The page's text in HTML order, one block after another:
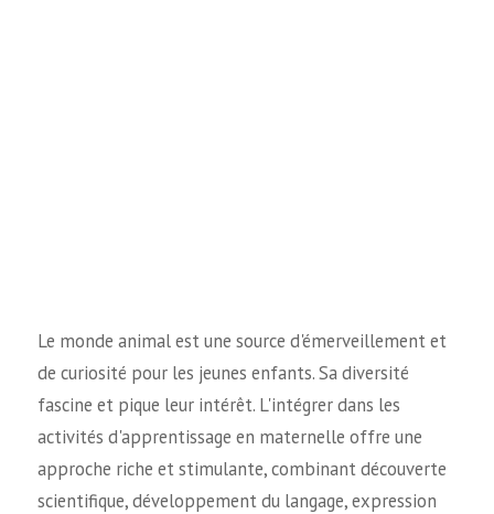
Le monde animal est une source d'émerveillement et
de curiosité pour les jeunes enfants. Sa diversité
fascine et pique leur intérêt. L'intégrer dans les
activités d'apprentissage en maternelle offre une
approche riche et stimulante, combinant découverte
scientifique, développement du langage, expression